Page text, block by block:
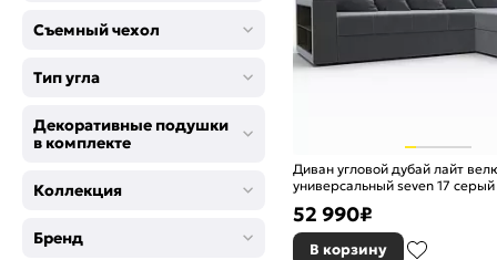
Амур 02 бежевый
Амур 05 коричневый
Амур 07 серый
Амур 10
Амур 11 зеленый
Съемный чехол
Тип угла
Декоративные подушки
в комплекте
Коллекция
Бренд
Диван угловой дубай лайт
универсальный seven 17
52 990₽
В корзину